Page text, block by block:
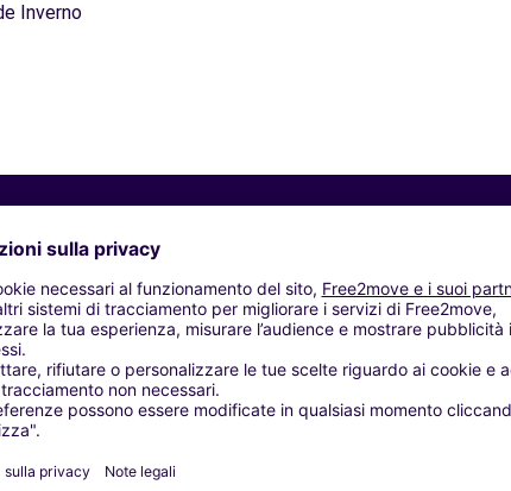
Inverno
Agenzie simili
(El) (C)
de Llobregat (L') (C)